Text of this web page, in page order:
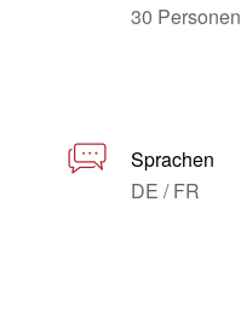
30 Personen
Sprachen
DE / FR